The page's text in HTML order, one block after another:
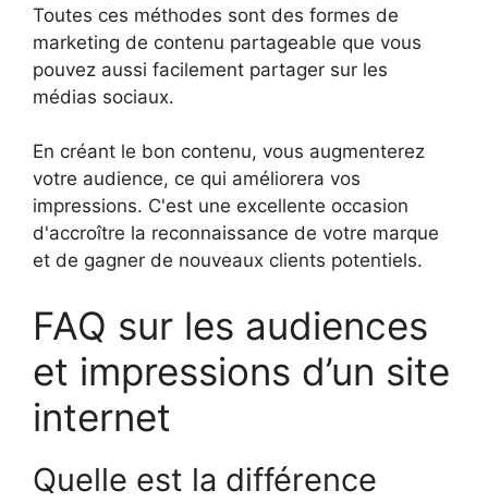
Toutes ces méthodes sont des formes de
marketing de contenu partageable que vous
pouvez aussi facilement partager sur les
médias sociaux.
En créant le bon contenu, vous augmenterez
votre audience, ce qui améliorera vos
impressions. C'est une excellente occasion
d'accroître la reconnaissance de votre marque
et de gagner de nouveaux clients potentiels.
FAQ sur les audiences
et impressions d’un site
internet
Quelle est la différence